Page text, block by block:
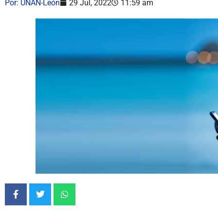
Por: UNAN-León 29 Jul, 2022 11:59 am